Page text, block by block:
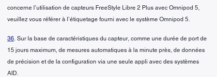
concerne l’utilisation de capteurs FreeStyle Libre 2 Plus avec Omnipod 5,
veuillez vous référer à l’étiquetage fourni avec le système Omnipod 5.
36. Sur la base de caractéristiques du capteur, comme une durée de port de
15 jours maximum, de mesures automatiques à la minute près, de données
de précision et de la configuration via une seule appli avec des systèmes
AID.